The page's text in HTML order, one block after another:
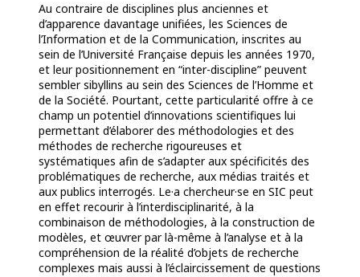
Au contraire de disciplines plus anciennes et
d’apparence davantage unifiées, les Sciences de
l’Information et de la Communication, inscrites au
sein de l’Université Française depuis les années 1970,
et leur positionnement en “inter-discipline” peuvent
sembler sibyllins au sein des Sciences de l’Homme et
de la Société. Pourtant, cette particularité offre à ce
champ un potentiel d’innovations scientifiques lui
permettant d’élaborer des méthodologies et des
méthodes de recherche rigoureuses et
systématiques afin de s’adapter aux spécificités des
problématiques de recherche, aux médias traités et
aux publics interrogés. Le·a chercheur·se en SIC peut
en effet recourir à l’interdisciplinarité, à la
combinaison de méthodologies, à la construction de
modèles, et œuvrer par là-même à l’analyse et à la
compréhension de la réalité d’objets de recherche
complexes mais aussi à l’éclaircissement de questions